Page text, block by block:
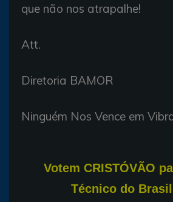
que não nos atrapalhe!
Att.
Diretoria BAMOR
Ninguém Nos Vence em
Votem CRISTÓVÃO
Técnico do